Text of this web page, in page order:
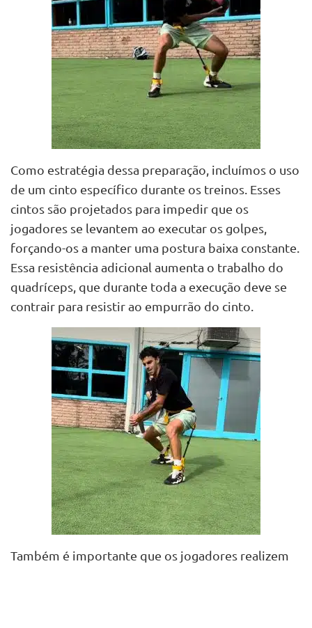
Como estratégia dessa preparação, incluímos o uso
de um cinto específico durante os treinos. Esses
cintos são projetados para impedir que os
jogadores se levantem ao executar os golpes,
forçando-os a manter uma postura baixa constante.
Essa resistência adicional aumenta o trabalho do
quadríceps, que durante toda a execução deve se
contrair para resistir ao empurrão do cinto.
Também é importante que os jogadores realizem